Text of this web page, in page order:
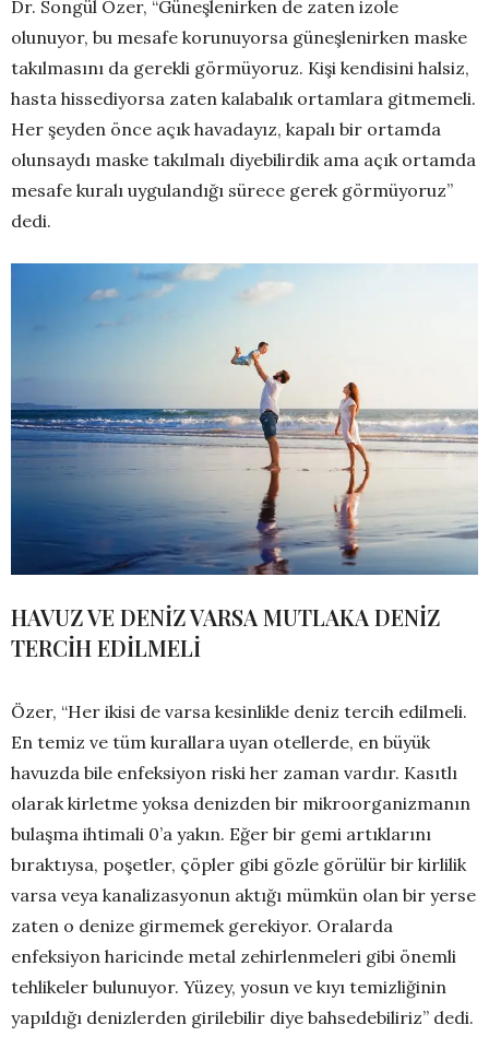
Dr. Songül Özer, “Güneşlenirken de zaten izole
olunuyor, bu mesafe korunuyorsa güneşlenirken maske
takılmasını da gerekli görmüyoruz. Kişi kendisini halsiz,
hasta hissediyorsa zaten kalabalık ortamlara gitmemeli.
Her şeyden önce açık havadayız, kapalı bir ortamda
olunsaydı maske takılmalı diyebilirdik ama açık ortamda
mesafe kuralı uygulandığı sürece gerek görmüyoruz”
dedi.
HAVUZ VE DENİZ VARSA MUTLAKA DENİZ
TERCİH EDİLMELİ
Özer, “Her ikisi de varsa kesinlikle deniz tercih edilmeli.
En temiz ve tüm kurallara uyan otellerde, en büyük
havuzda bile enfeksiyon riski her zaman vardır. Kasıtlı
olarak kirletme yoksa denizden bir mikroorganizmanın
bulaşma ihtimali 0’a yakın. Eğer bir gemi artıklarını
bıraktıysa, poşetler, çöpler gibi gözle görülür bir kirlilik
varsa veya kanalizasyonun aktığı mümkün olan bir yerse
zaten o denize girmemek gerekiyor. Oralarda
enfeksiyon haricinde metal zehirlenmeleri gibi önemli
tehlikeler bulunuyor. Yüzey, yosun ve kıyı temizliğinin
yapıldığı denizlerden girilebilir diye bahsedebiliriz” dedi.